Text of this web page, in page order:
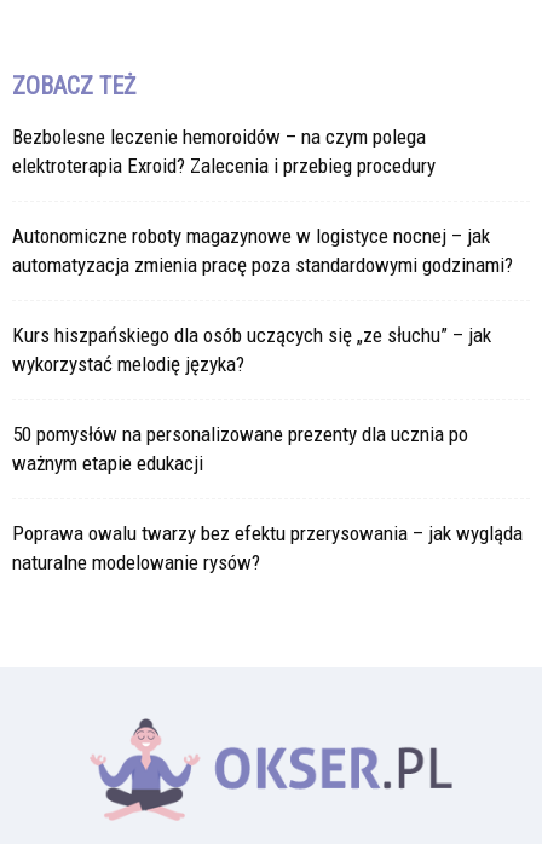
ZOBACZ TEŻ
Bezbolesne leczenie hemoroidów – na czym polega
elektroterapia Exroid? Zalecenia i przebieg procedury
Autonomiczne roboty magazynowe w logistyce nocnej – jak
automatyzacja zmienia pracę poza standardowymi godzinami?
Kurs hiszpańskiego dla osób uczących się „ze słuchu” – jak
wykorzystać melodię języka?
50 pomysłów na personalizowane prezenty dla ucznia po
ważnym etapie edukacji
Poprawa owalu twarzy bez efektu przerysowania – jak wygląda
naturalne modelowanie rysów?